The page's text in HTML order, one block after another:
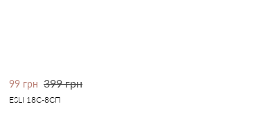
99 грн 399 грн
ESLI 18С-8СП